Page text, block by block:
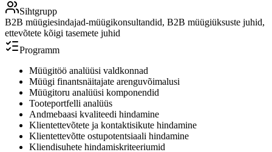
Sihtgrupp
B2B müügiesindajad-müügikonsultandid, B2B müügiüksuste juhid,
ettevõtete kõigi tasemete juhid
Programm
Müügitöö analüüsi valdkonnad
Müügi finantsnäitajate arenguvõimalusi
Müügitoru analüüsi komponendid
Tooteportfelli analüüs
Andmebaasi kvaliteedi hindamine
Klientettevõtete ja kontaktisikute hindamine
Klientettevõtte ostupotentsiaali hindamine
Kliendisuhete hindamiskriteeriumid